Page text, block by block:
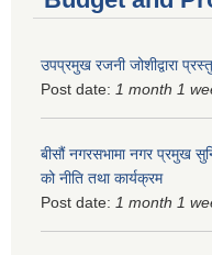
उपप्रमुख रजनी जोशीद्वारा
Post date: 1 month 1
बीसौं नगरसभामा नगर प्रमुख
को नीति तथा कार्यक्रम
Post date: 1 month 1